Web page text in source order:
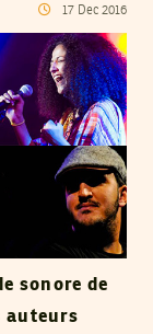
17 Dec 2016
sonore de
auteurs